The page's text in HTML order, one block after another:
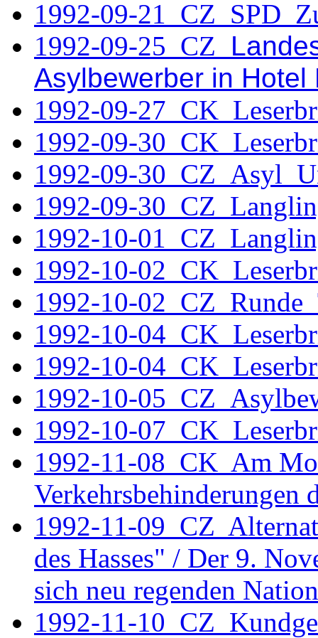
1992-09-
1992-09-25 CZ
Asylbewerber in Hotel
1992-09-
1992-09-
1992-09-
1992-09-
1992-10-
1992-10-
1992-10-
1992-10-
1992-10-
1992-10-
1992-10-
1992-11-08 CK Am
Verkehrsbehinderungen
1992-11-09 CZ
des Hasses" / Der 9.
sich neu regenden
1992-11-10 CZ